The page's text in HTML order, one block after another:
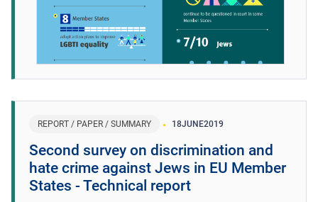
REPORT / PAPER / SUMMARY 18JUNE2019
Second survey on discrimination and
hate crime against Jews in EU Member
States - Technical report